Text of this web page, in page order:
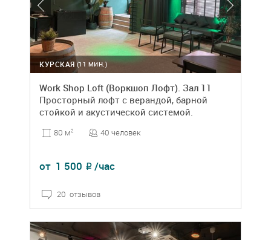
(11 МИН.)
КУРСКАЯ
Work Shop Loft (Воркшоп Лофт). Зал 11
Просторный лофт с верандой, барной
стойкой и акустической системой.
80 м2 40 человек
от 1 500 ₽ /час
20 отзывов